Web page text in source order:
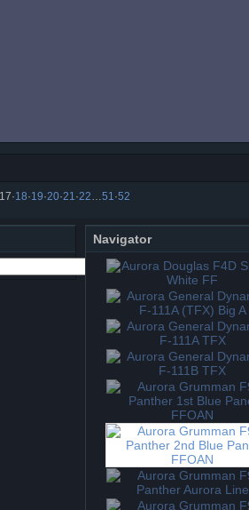
17·18·19·20·21 ·22 51 ·52
Navigator